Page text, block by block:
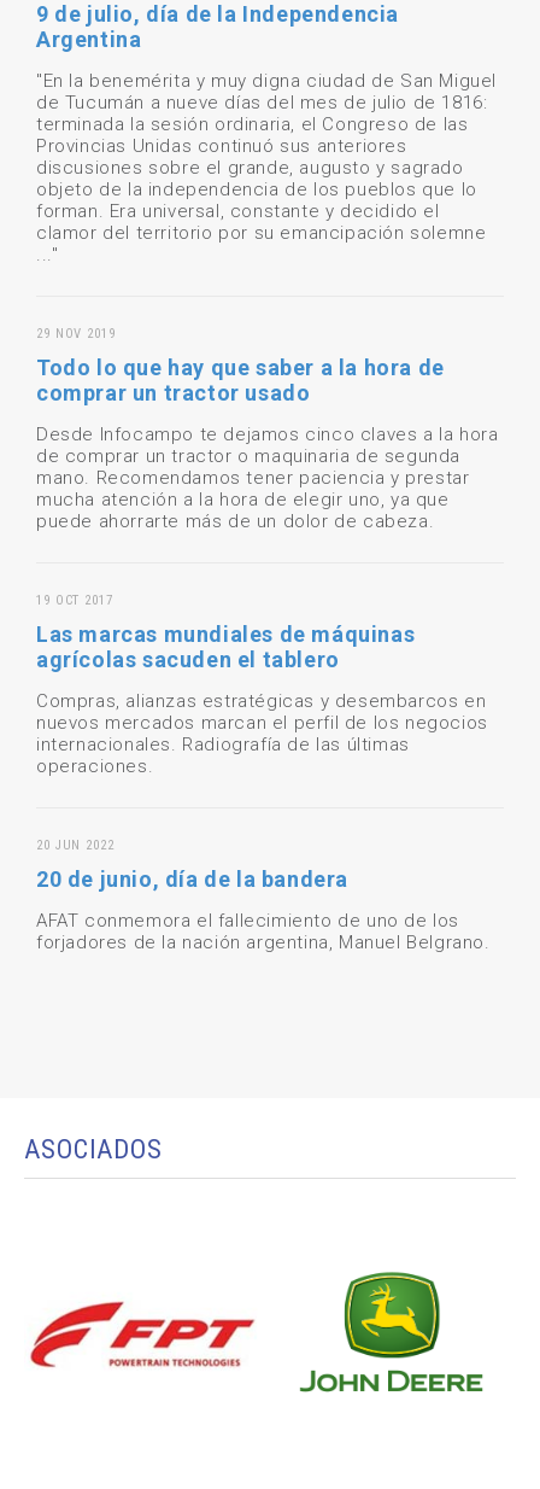
9 de julio, día de la Independencia
Argentina
"En la benemérita y muy digna ciudad de San Miguel
de Tucumán a nueve días del mes de julio de 1816:
terminada la sesión ordinaria, el Congreso de las
Provincias Unidas continuó sus anteriores
discusiones sobre el grande, augusto y sagrado
objeto de la independencia de los pueblos que lo
forman. Era universal, constante y decidido el
clamor del territorio por su emancipación solemne
..."
29 NOV 2019
Todo lo que hay que saber a la hora de
comprar un tractor usado
Desde Infocampo te dejamos cinco claves a la hora
de comprar un tractor o maquinaria de segunda
mano. Recomendamos tener paciencia y prestar
mucha atención a la hora de elegir uno, ya que
puede ahorrarte más de un dolor de cabeza.
19 OCT 2017
Las marcas mundiales de máquinas
agrícolas sacuden el tablero
Compras, alianzas estratégicas y desembarcos en
nuevos mercados marcan el perfil de los negocios
internacionales. Radiografía de las últimas
operaciones.
20 JUN 2022
20 de junio, día de la bandera
AFAT conmemora el fallecimiento de uno de los
forjadores de la nación argentina, Manuel Belgrano.
ASOCIADOS